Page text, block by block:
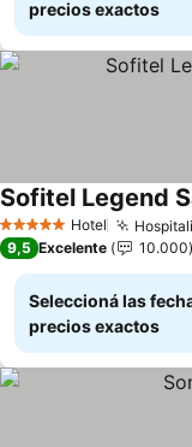
precios exactos
5 Estrellas Hotel
Sofitel Legend
9,5 Excelente 10.000
Seleccioná las
precios exactos